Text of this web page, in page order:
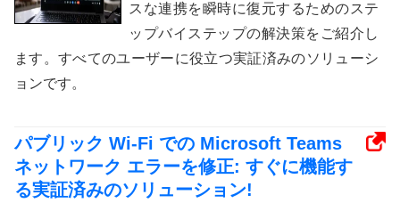
スな連携を瞬時に復元するためのステ
ップバイステップの解決策をご紹介し
ます。すべてのユーザーに役立つ実証済みのソリューシ
ョンです。
パブリック Wi-Fi での Microsoft Teams
ネットワーク エラーを修正: すぐに機能す
る実証済みのソリューション!